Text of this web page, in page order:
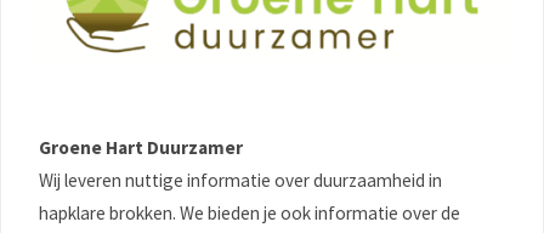
Groene Hart Duurzamer
Wij leveren nuttige informatie over duurzaamheid in
hapklare brokken. We bieden je ook informatie over de